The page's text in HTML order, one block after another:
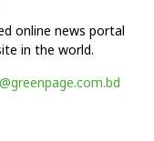
online news portal
in the world.